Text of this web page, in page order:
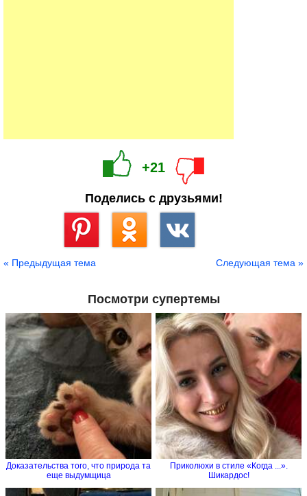
+21
Поделись с друзьями!
« Предыдущая тема Следующая тема »
Посмотри супертемы
Доказательства того, что природа та
еще выдумщица
Приколюхи в стиле «Когда ...».
Шикардос!